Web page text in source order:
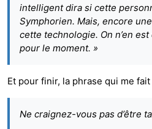
intelligent dira si cette
Symphorien. Mais, encore
cette technologie. On n’en
pour le moment. »
Et pour finir, la phrase qui me
Ne craignez-vous pas d’être